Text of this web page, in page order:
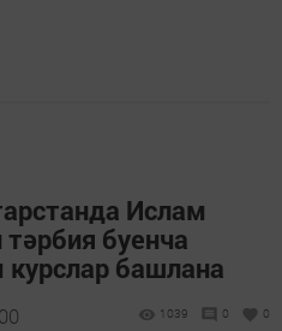
Ислам
буенча
башлана
1039 0 0